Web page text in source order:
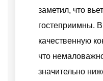
заметил, что
гостеприимны.
качественную
что
значительно